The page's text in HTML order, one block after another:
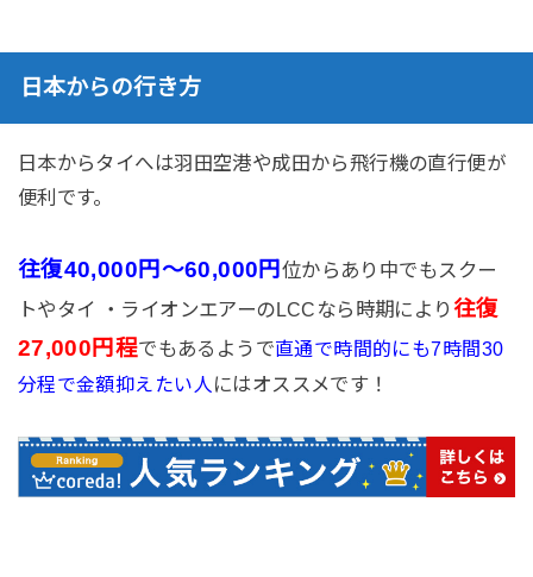
日本からの行き方
日本からタイへは羽田空港や成田から飛行機の直行便が
便利です。
往復40,000円〜60,000円 位からあり中でもスクー
トやタイ ・ライオンエアーのLCCなら時期により 往復
27,000円程でもあるようで直通で時間的にも7時間30
分程で金額抑えたい人 にはオススメです！